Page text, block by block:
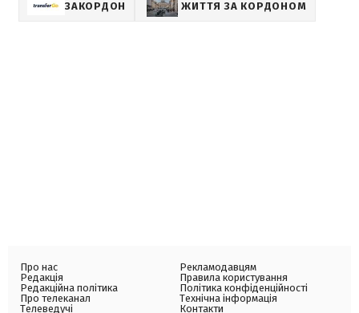
ЗАКОРДОН ЖИТТЯ ЗА КОРДОНОМ
Про нас
Редакція
Редакційна політика
Про телеканал
Телеведучі
Рекламодавцям
Правила користування
Політика конфіденційності
Технічна інформація
Контакти